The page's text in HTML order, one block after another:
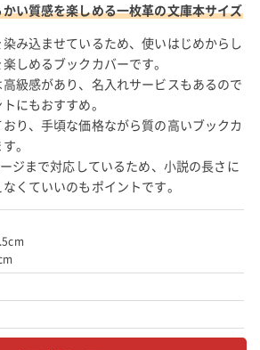
い質感を楽しめる一枚革の文庫本サイズ
み込ませているため、使いはじめからし
しめるブックカバーです。
級感があり、名入れサービスもあるので
にもおすすめ。
り、手頃な価格ながら質の高いブックカ
。
ジまで対応しているため、小説の長さに
くていいのもポイントです。